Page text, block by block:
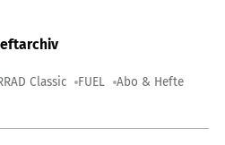
Classic FUEL Abo & Hefte